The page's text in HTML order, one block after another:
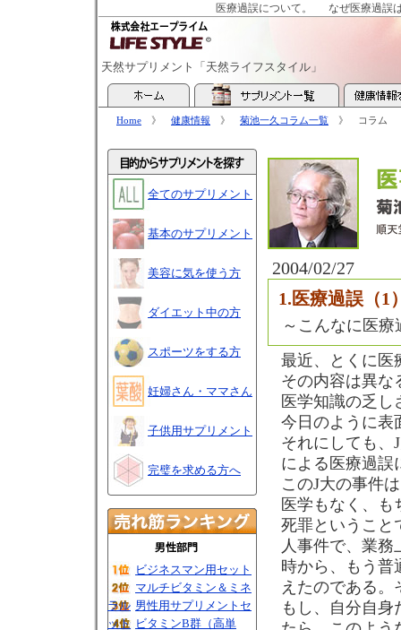
医療過誤について。 なぜ医療過誤
天然サプリメント「天然ライフスタイル」
Home 》 健康情報 》 菊池一久コラム一覧 》 コラム
2004/02/27
1.医療過誤（1
～こんなに医
最近、とくに医
その内容は異な
医学知識の乏
今日のように表
それにしても、
による医療過誤
このJ大の事件
医学もなく、
死罪ということ
人事件で、業
時から、もう普
えたのである。
もし、自分自
全てのサプリメント
基本のサプリメント
美容に気を使う方
ダイエット中の方
スポーツをする方
妊婦さん・ママさん
子供用サプリメント
完璧を求める方へ
ビジネスマン用セット
マルチビタミン＆ミネ
ラル 男性用サプリメントセ
ット ビタミンB群（高単